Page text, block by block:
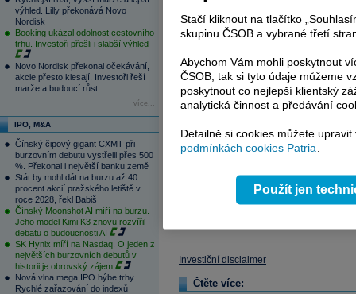
výhled. Lilly překonává Novo
Nordisk
Booking ukázal odolnost cestovního
trhu. Investoři přešli i slabší výhled
Novo Nordisk překonal očekávání,
akcie přesto klesají. Investoři řeší
marže a budoucí růst
více...
IPO, M&A
Čínský čipový gigant CXMT při
burzovním debutu vystřelil přes 500
%. Překonal i největší banku země
Stát by mohl dát na burzu až 40
procent akcií pražského letiště v
roce 2028, řekl Babiš
Čínský Moonshot AI míří na burzu.
Jeho model Kimi K3 znovu rozvířil
debatu o budoucnosti AI
SK Hynix míří na Nasdaq. O jeden z
největších burzovních debutů v
historii je obrovský zájem
Nová vlna mega IPO hýbe trhy.
Rychlé zařazování do indexů
Kurz eurodolaru se drží
reagovat na data z evropského a
aktuálně signalizující trvající
Investiční disclaimer
Čtěte více:
Stačí kliknout na tlačítko
skupinu ČSOB a vybrané třetí
Abychom Vám mohli poskytnout
ČSOB, tak si tyto údaje můžeme
poskytnout co nejlepší klientský
analytická činnost a předávání
Detailně si cookies můžete
podmínkách cookies Patria.
Použít jen